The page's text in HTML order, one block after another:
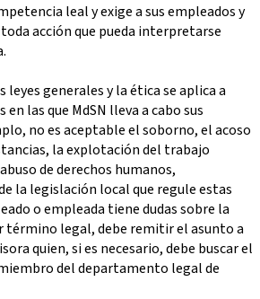
leal y exige a sus empleados y
acción que pueda interpretarse
generales y la ética se aplica a
las que MdSN lleva a cabo sus
no es aceptable el soborno, el acoso
la explotación del trabajo
de derechos humanos,
la legislación local que regule estas
o empleada tiene dudas sobre la
término legal, debe remitir el asunto a
quien, si es necesario, debe buscar el
del departamento legal de